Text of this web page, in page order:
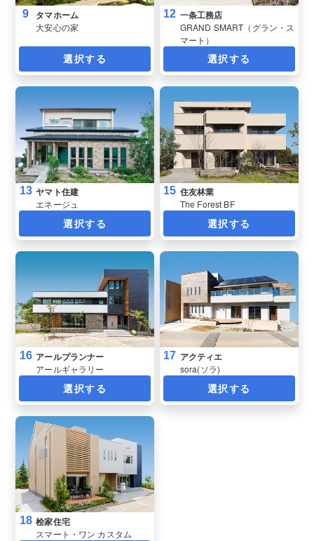
9 タマホーム
大安心の家
選択する
12 一条工務店
GRAND SMART（グラン・ス
マート）
選択する
13 ヤマト住建
エネージュ
選択する
15 住友林業
The Forest BF
選択する
16 アールプランナー
アールギャラリー
選択する
17 アクティエ
sora(ソラ)
選択する
18 桧家住宅
スマート・ワン カスタム